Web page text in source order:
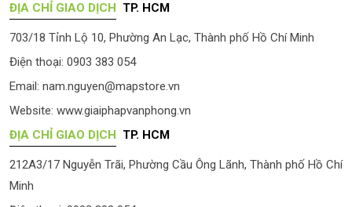
ĐỊA CHỈ GIAO DỊCH
TP. HCM
703/18 Tỉnh Lộ 10, Phường An Lạc, Thành phố Hồ Chí Minh
Điện thoại: 0903 383 054
Email: nam.nguyen@mapstore.vn
Website: www.giaiphapvanphong.vn
ĐỊA CHỈ GIAO DỊCH
TP. HCM
212A3/17 Nguyễn Trãi, Phường Cầu Ông Lãnh, Thành phố Hồ Chí
Minh